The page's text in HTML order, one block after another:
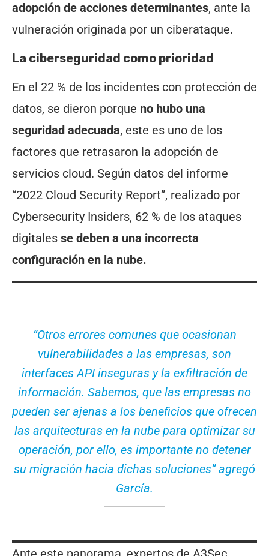
adopción de acciones determinantes, ante la
vulneración originada por un ciberataque.
La ciberseguridad como prioridad
En el 22 % de los incidentes con protección de
datos, se dieron porque no hubo una
seguridad adecuada, este es uno de los
factores que retrasaron la adopción de
servicios cloud. Según datos del informe
“2022 Cloud Security Report”, realizado por
Cybersecurity Insiders, 62 % de los ataques
digitales se deben a una incorrecta
configuración en la nube.
“Otros errores comunes que ocasionan
vulnerabilidades a las empresas, son
interfaces API inseguras y la exfiltración de
información. Sabemos, que las empresas no
pueden ser ajenas a los beneficios que ofrecen
las arquitecturas en la nube para optimizar su
operación, por ello, es importante no detener
su migración hacia dichas soluciones” agregó
García.